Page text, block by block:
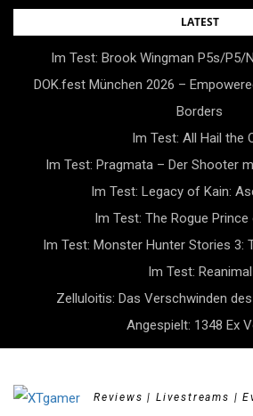
Skip
LATEST
Im Test: Brook Wingman P5s/P5/
DOK.fest München 2026 –
Borders
Im Test: All Hail the
Im Test: Pragmata – Der Shooter
Im Test: Legacy of Kain:
Im Test: The Rogue
Im Test: Monster Hunter Stories 3:
Im Test: Reanimal
Zelluloitis: Das Verschwinden
Angespielt: 1348 Ex
Reviews | Livestreams |